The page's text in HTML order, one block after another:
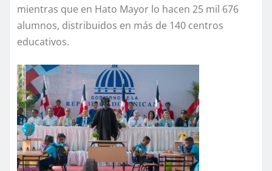
mientras que en Hato Mayor lo hacen 25 mil 676
alumnos, distribuidos en más de 140 centros
educativos.